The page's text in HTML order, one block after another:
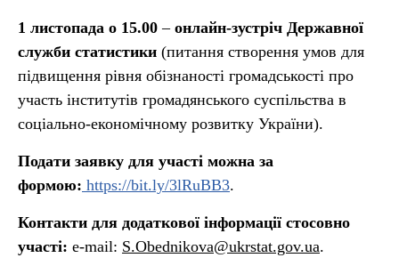
1 листопада о 15.00–онлайн-зустріч Державної
служби статистики (питання створення умов для
підвищення рівня обізнаності громадськості про
участь інститутів громадянського суспільства в
соціально-економічному розвитку України).
Подати заявку для участі можна за
формою: https://bit.ly/3lRuBB3.
Контакти для додаткової інформації стосовно
участі: e-mail: S.Obednikova@ukrstat.gov.ua.